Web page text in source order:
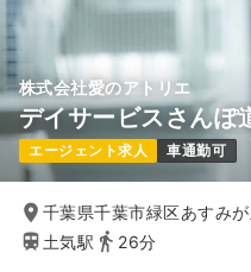
株式会社愛のアトリエ
デイサービスさんぽ
エージェント求人 車通勤可
千葉県千葉市緑区あすみ
土気駅
26分